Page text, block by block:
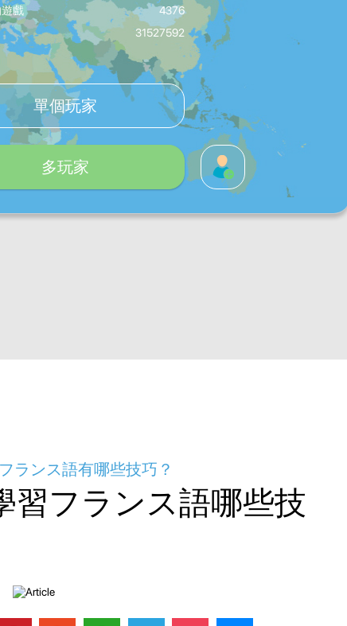
戲
4376
31527592
單個玩家
多玩家
ランス語有哪些技巧？
習フランス語哪些技